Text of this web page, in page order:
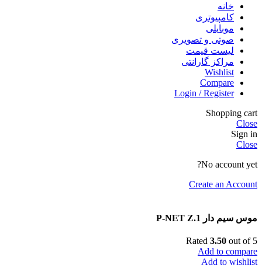
خانه
کامپیوتری
موبایلی
صوتی و تصویری
لیست قیمت
مراکز گارانتی
Wishlist
Compare
Login / Register
Shopping cart
Close
Sign in
Close
No account yet?
Create an Account
موس سیم دار P-NET Z.1
Rated 3.50 out of 5
Add to compare
Add to wishlist